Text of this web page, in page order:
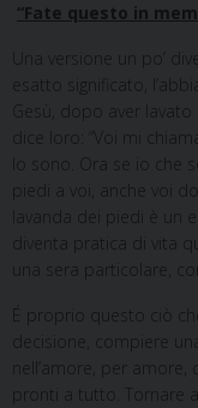
“Fate questo in
Una versione un po’
esatto significato,
Gesù, dopo aver
dice loro: “Voi mi
lo sono. Ora se io che
piedi a voi, anche voi
lavanda dei piedi è un
diventa pratica di vita
una sera particolare,
É proprio questo ciò
decisione, compiere
nell’amore, per amore,
pronti a tutto. Tornare